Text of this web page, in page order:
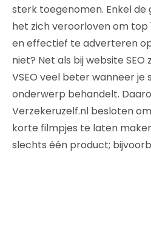
sterk toegenomen. Enkel
het zich veroorloven om top
en effectief te adverteren
niet? Net als bij website
VSEO veel beter wanneer je
onderwerp behandelt.
Verzekeruzelf.nl besloten
korte filmpjes te laten
slechts één product;